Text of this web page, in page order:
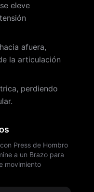
eleve
afuera,
la articulación
perdiendo
Press de Hombro
a un Brazo para
movimiento